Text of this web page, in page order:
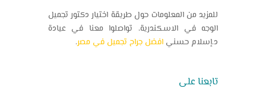
للمزيد من المعلومات حول طريقة اختياردكتور تجميل
الوجه في الاسكندرية، تواصلوا معنا في عيادة
د.إسلام حسني افضل جراح تجميل في مصر.
تابعنا على